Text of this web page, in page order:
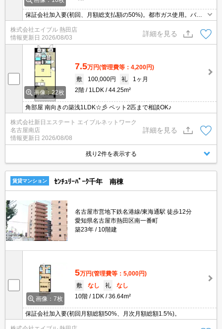
保証会社加入要(初回、月額総支払額の50%)。都市ガス使用。バ
ス・トイレ別。システムキッチン。TVインターホン付き。シューズ
ボックス付き。クローゼット付。シャワー付き。
株式会社エイブル 熱田店
情報更新日 2026/08/03
詳細を見る
画像：22枚
7.5万円(管理費等：4,200円)
敷
100,000円 礼
1ヶ月
2階
1LDK 44.25m²
角部屋 南向きの築浅1LDK☆彡 ペット2匹まで相談OK♪
株式会社新日エステート エイブルネットワーク
名古屋南店
情報更新日 2026/08/08
詳細を見る
残り2件を表示する
賃貸マンション ｾﾝﾁｭﾘｰﾊﾟｰｸ千年 南棟
名古屋市営地下鉄名港線/東海通駅 徒歩12分
愛知県名古屋市熱田区南一番町
築23年
10階建
画像：7枚
5万円(管理費等：5,000円)
敷
なし 礼
なし
10階
1DK 36.64m²
保証会社加入要(初回月額総額50%、月次月額総額1.5%)。